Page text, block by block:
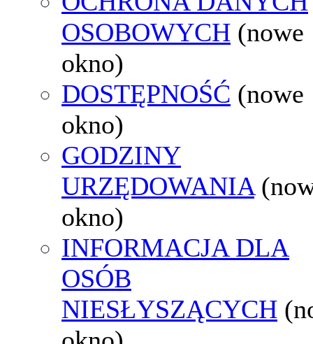
OSOBOWYCH (nowe
okno)
DOSTĘPNOŚĆ (nowe
okno)
GODZINY
URZĘDOWANIA
okno)
INFORMACJA DLA
OSÓB
NIESŁYSZĄCYCH